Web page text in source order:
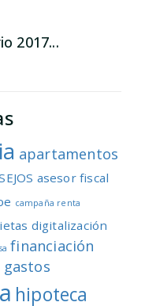
2017...
apartamentos
asesor fiscal
campaña renta
digitalización
financiación
gastos
hipoteca